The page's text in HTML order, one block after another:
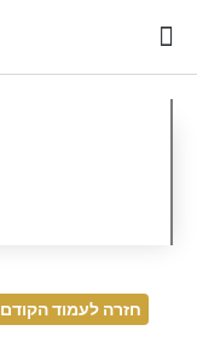
חזרה לעמוד הקודם